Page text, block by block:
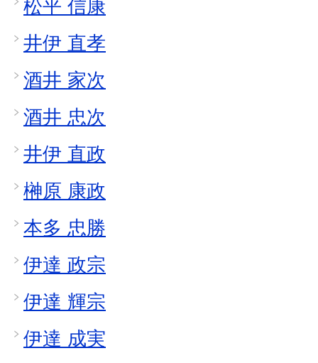
松平 信康
井伊 直孝
酒井 家次
酒井 忠次
井伊 直政
榊原 康政
本多 忠勝
伊達 政宗
伊達 輝宗
伊達 成実